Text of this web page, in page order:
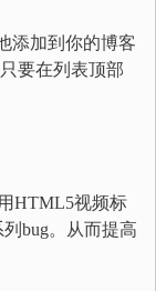
添加到你的博客
要在列表顶部
HTML5视频标
bug。从而提高